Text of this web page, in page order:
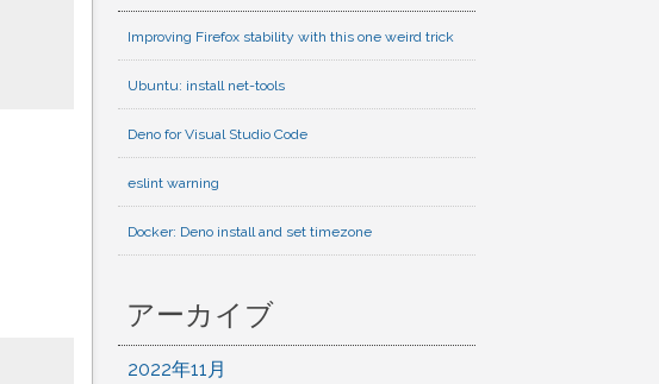
Improving Firefox stability with this one weird trick
Ubuntu: install net-tools
Deno for Visual Studio Code
eslint warning
Docker: Deno install and set timezone
アーカイブ
2022年11月